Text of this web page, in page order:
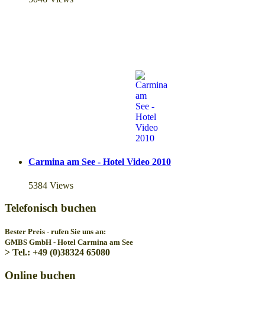
Carmina am See - Hotel Video 2010
5384 Views
Telefonisch buchen
Bester Preis - rufen Sie uns an:
GMBS GmbH - Hotel Carmina am See
> Tel.: +49 (0)38324 65080
Online buchen